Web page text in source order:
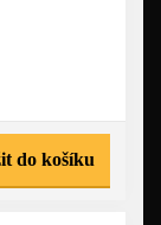
do košíku